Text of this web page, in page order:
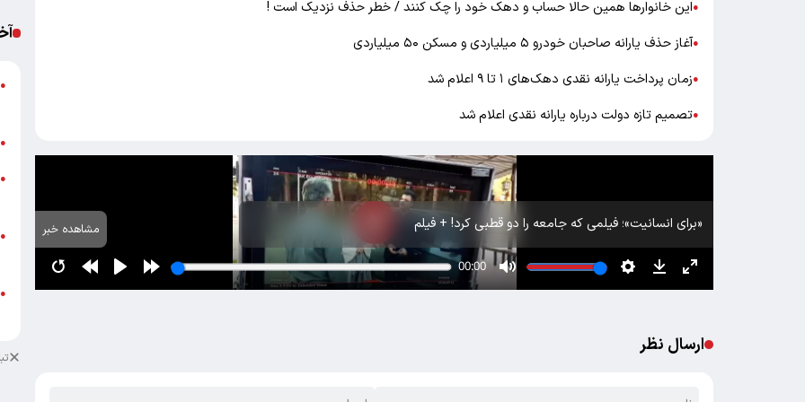
●این خانوارها همین حالا حساب و دهک خود را چک کنند / خطر حذف نزدیک است !
●آغاز حذف یارانه صاحبان خودرو ۵ میلیاردی و مسکن ۵۰ میلیاردی
●زمان پرداخت یارانه نقدی دهک‌های ۱ تا ۹ اعلام شد
●تصمیم تازه دولت درباره یارانه نقدی اعلام شد
«برای انسانیت»؛ فیلمی که جامعه را دو قطبی کرد! + فیلم مشاهده خبر
ارسال نظر
●
●
●
●
●